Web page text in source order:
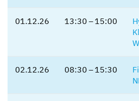
01.12.26 13:30 – 15:00
02.12.26 08:30 – 15:30